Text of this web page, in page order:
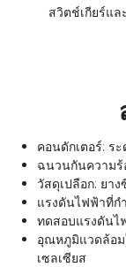
สวิตช์เกียร์แ
คอนดักเตอร์: ร
ฉนวนกันความร้
วัสดุเปลือก: ยาง
แรงดันไฟฟ้าที่
ทดสอบแรงดันไ
อุณหภูมิแวดล้อม
เซลเซียส